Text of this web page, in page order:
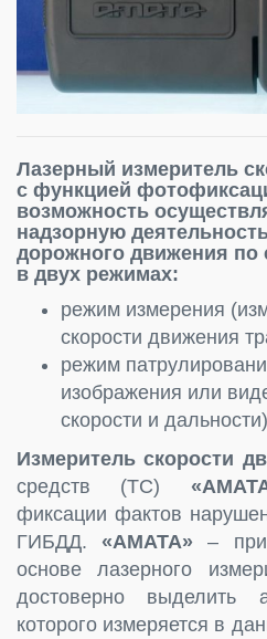
Лазерный измеритель
с функцией
возможность
надзорную
дорожного движения
в двух режимах:
режим измерения
скорости движения
режим
изображения или
скорости и
Измеритель скорости
средств (ТС)
фиксации фактов
ГИБДД.«AMATA» –
основе лазерного
достоверно выделить
которого измеряется в